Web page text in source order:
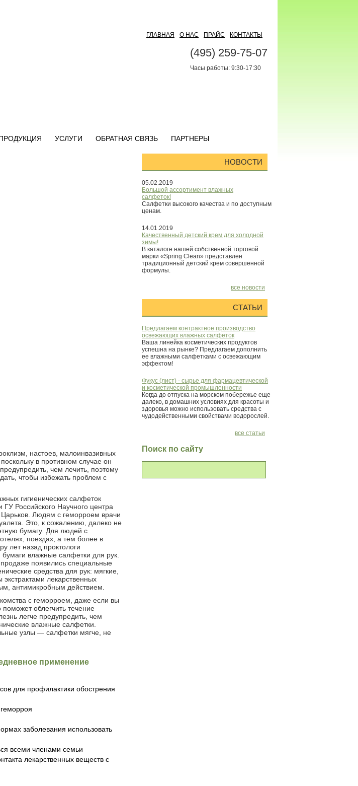
ГЛАВНАЯ О НАС ПРАЙС КОНТАКТЫ
(495) 259-75-07
Часы работы: 9:30-17:30
УСЛУГИ ОБРАТНАЯ СВЯЗЬ ПАРТНЕРЫ
настоев, малоинвазивных
в противном случае он
чем лечить, поэтому
чтобы избежать проблем с
гигиенических салфеток
Российского Научного центра
Людям с геморроем врачи
Это, к сожалению, далеко не
бумагу. Для людей с
поездах, а тем более в
лет назад проктологи
влажные салфетки для рук.
появились специальные
средства для рук: мягкие,
лекарственных
антимикробным действием.
с геморроем, даже если вы
облегчить течение
легче предупредить, чем
влажные салфетки.
узлы — салфетки мягче, не
применение
для профилактики обострения
заболевания использовать
всеми членами семьи
лекарственных веществ с
НОВОСТИ
05.02.2019
Большой ассортимент влажных
салфеток!
Салфетки высокого качества и по доступным
ценам.
14.01.2019
Качественный детский крем для холодной
зимы!
В каталоге нашей собственной торговой
марки «Spring Clean» представлен
традиционный детский крем совершенной
формулы.
все новости
СТАТЬИ
Предлагаем контрактное производство
освежающих влажных салфеток
Ваша линейка косметических продуктов
успешна на рынке? Предлагаем дополнить
ее влажными салфетками с освежающим
эффектом!
Фукус (лист) - сырье для фармацевтической
и косметической промышленности
Когда до отпуска на морском побережье еще
далеко, в домашних условиях для красоты и
здоровья можно использовать средства с
чудодейственными свойствами водорослей.
все статьи
Поиск по сайту